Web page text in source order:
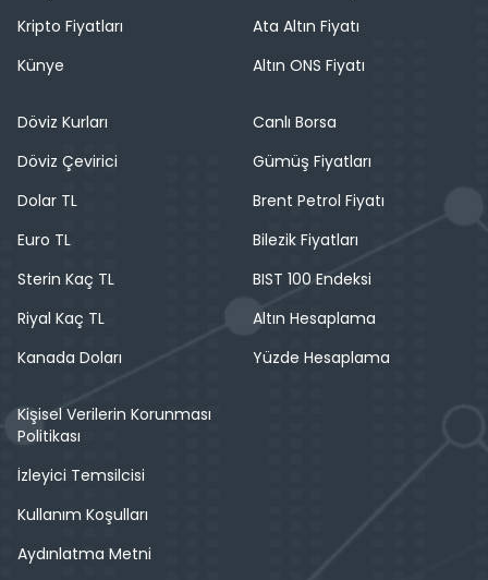
Kripto Fiyatları
Künye
Ata Altın Fiyatı
Altın ONS Fiyatı
Döviz Kurları
Döviz Çevirici
Dolar TL
Euro TL
Sterin Kaç TL
Riyal Kaç TL
Kanada Doları
Canlı Borsa
Gümüş Fiyatları
Brent Petrol Fiyatı
Bilezik Fiyatları
BIST 100 Endeksi
Altın Hesaplama
Yüzde Hesaplama
Kişisel Verilerin Korunması
Politikası
İzleyici Temsilcisi
Kullanım Koşulları
Aydınlatma Metni